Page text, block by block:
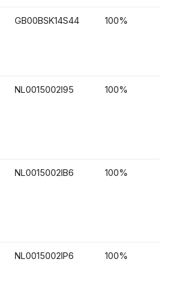
GB00BSK14S44 100%
NL0015002I95 100%
NL0015002IB6 100%
NL0015002IP6 100%